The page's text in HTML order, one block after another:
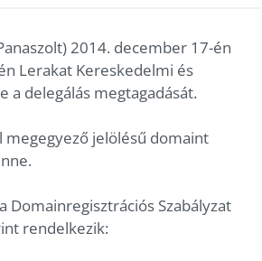
2014. december 17-én
Lerakat Kereskedelmi és
a delegálás megtagadását.
megegyező jelölésű domaint
Domainregisztrációs Szabályzat
rendelkezik: